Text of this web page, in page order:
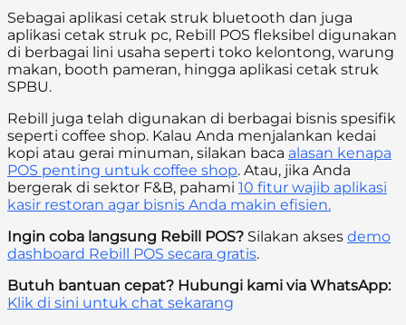
Sebagai aplikasi cetak struk bluetooth dan juga
aplikasi cetak struk pc, Rebill POS fleksibel digunakan
di berbagai lini usaha seperti toko kelontong, warung
makan, booth pameran, hingga aplikasi cetak struk
SPBU.
Rebill juga telah digunakan di berbagai bisnis spesifik
seperti coffee shop. Kalau Anda menjalankan kedai
kopi atau gerai minuman, silakan baca alasan kenapa
POS penting untuk coffee shop. Atau, jika Anda
bergerak di sektor F&B, pahami 10 fitur wajib aplikasi
kasir restoran agar bisnis Anda makin efisien.
Ingin coba langsung Rebill POS? Silakan akses demo
dashboard Rebill POS secara gratis.
Butuh bantuan cepat? Hubungi kami via WhatsApp:
Klik di sini untuk chat sekarang